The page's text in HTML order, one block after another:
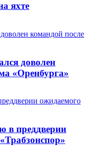
яхте
доволен
«Оренбурга»
в преддверии